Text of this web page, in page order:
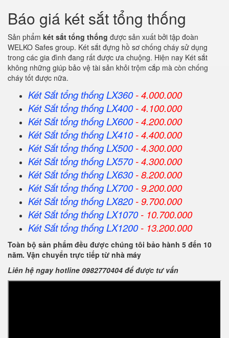
Báo giá két sắt tổng thống
Sản phẩm két sắt tổng thống được sản xuất bởi tập đoàn
WELKO Safes group. Két sắt đựng hồ sơ chống cháy sử dụng
trong các gia đình đang rất được ưa chuộng. Hiện nay Két sắt
không những giúp bảo vệ tài sản khỏi trộm cắp mà còn chống
cháy tốt được nữa.
Két Sắt tổng thống LX360- 4.000.000
Két Sắttổng thốngLX400- 4.100.000
Két Sắttổng thốngLX600- 4.200.000
Két Sắttổng thốngLX410- 4.400.000
Két Sắttổng thốngLX500- 4.300.000
Két Sắttổng thốngLX570- 4.300.000
Két Sắttổng thốngLX630- 8.200.000
Két Sắttổng thốngLX700- 9.200.000
Két Sắttổng thốngLX820- 9.700.000
Két Sắttổng thốngLX1070- 10.700.000
Két Sắttổng thốngLX1200- 13.200.000
Toàn bộ sản phẩm đều được chúng tôi bảo hành 5 đến 10
năm. Vận chuyển trực tiếp từ nhà máy
Liên hệ ngay hotline 0982770404 để được tư vấn